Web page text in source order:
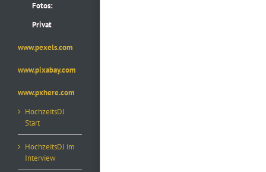
Fotos:
Privat
www.pexels.com
www.pixabay.com
www.pxhere.com
HochzeitsDJ
Start
HochzeitsDJ im
Interview